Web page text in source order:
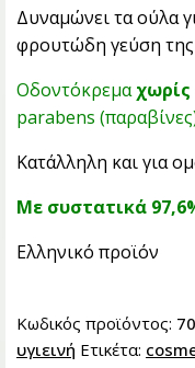
Δυναμώνει τα ούλα
φρουτώδη γεύση της
Οδοντόκρεμαχωρίς
parabens
Κατάλληλη και για
Με συστατικά
Ελληνικό προϊόν
Κωδικός προϊόντος:
υγιεινή Ετικέτα: